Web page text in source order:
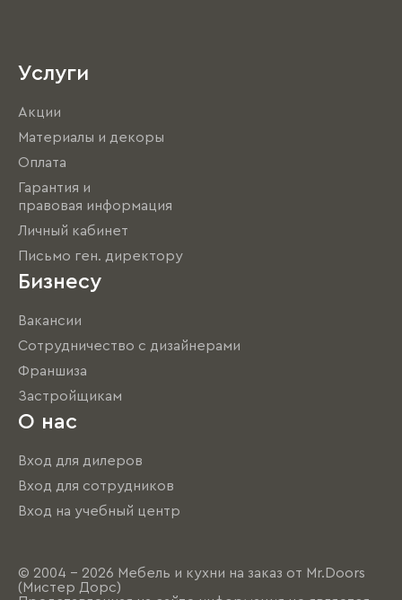
Услуги
Акции
Материалы и декоры
Оплата
Гарантия и
правовая информация
Личный кабинет
Письмо ген. директору
Бизнесу
Вакансии
Сотрудничество с дизайнерами
Франшиза
Застройщикам
О нас
Вход для дилеров
Вход для сотрудников
Вход на учебный центр
© 2004 - 2026 Мебель и кухни на заказ от Mr.Doors
(Мистер Дорс)